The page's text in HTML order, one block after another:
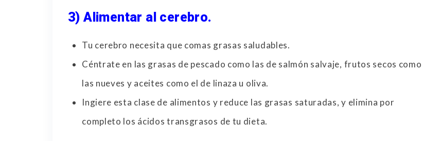
3) Alimentar al cerebro.
Tu cerebro necesita que comas grasas saludables.
Céntrate en las grasas de pescado como las de salmón salvaje, frutos secos como
las nueves y aceites como el de linaza u oliva.
Ingiere esta clase de alimentos y reduce las grasas saturadas, y elimina por
completo los ácidos transgrasos de tu dieta.